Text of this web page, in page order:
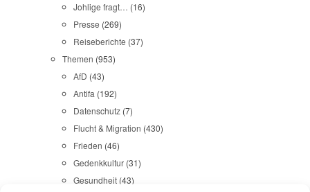
Johlige fragt… (16)
Presse (269)
Reiseberichte (37)
Themen (953)
AfD (43)
Antifa (192)
Datenschutz (7)
Flucht & Migration (430)
Frieden (46)
Gedenkkultur (31)
Gesundheit (43)